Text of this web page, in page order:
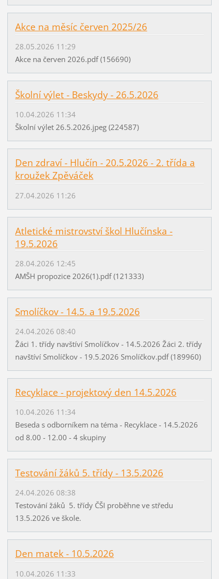
Akce na měsíc červen 2025/26
28.05.2026 11:29
Akce na červen 2026.pdf (156690)
Školní výlet - Beskydy - 26.5.2026
10.04.2026 11:34
Školní výlet 26.5.2026.jpeg (224587)
Den zdraví - Hlučín - 20.5.2026 - 2. třída a
kroužek Zpěváček
27.04.2026 11:26
Atletické mistrovství škol Hlučínska -
19.5.2026
28.04.2026 12:45
AMŠH propozice 2026(1).pdf (121333)
Smolíčkov - 14.5. a 19.5.2026
24.04.2026 08:40
Žáci 1. třídy navštíví Smolíčkov - 14.5.2026 Žáci 2. třídy
navštíví Smolíčkov - 19.5.2026 Smolíčkov.pdf (189960)
Recyklace - projektový den 14.5.2026
10.04.2026 11:34
Beseda s odborníkem na téma - Recyklace - 14.5.2026
od 8.00 - 12.00 - 4 skupiny
Testování žáků 5. třídy - 13.5.2026
24.04.2026 08:38
Testování žáků 5. třídy ČŠI proběhne ve středu
13.5.2026 ve škole.
Den matek - 10.5.2026
10.04.2026 11:33